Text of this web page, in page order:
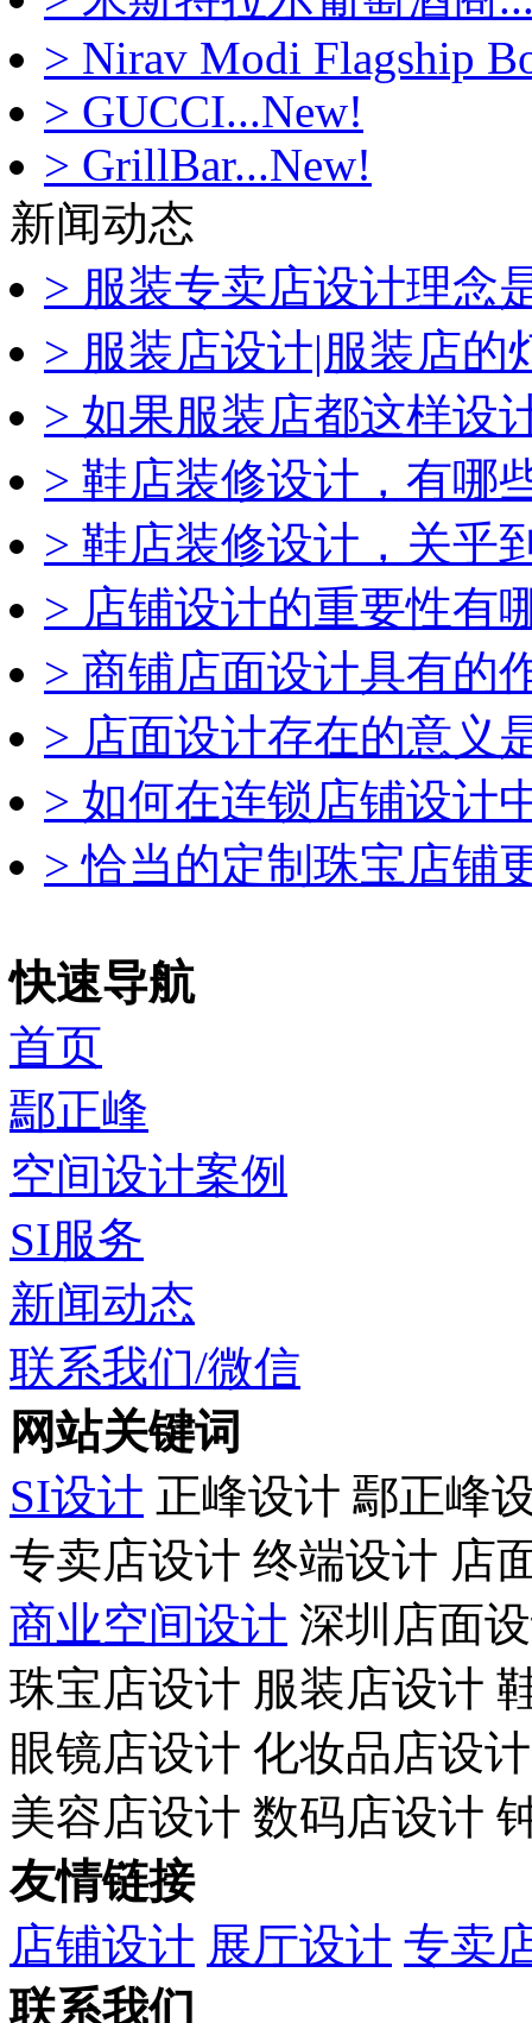
> Nirav Modi Flagship
> GUCCI...New!
> GrillBar...New!
新闻动态
> 服装专卖店设计理念
> 服装店设计|服装店的
> 如果服装店都这样设
> 鞋店装修设计，有哪
> 鞋店装修设计，关乎
> 店铺设计的重要性有
> 商铺店面设计具有的
> 店面设计存在的意义
> 如何在连锁店铺设计
> 恰当的定制珠宝店铺
快速导航
首页
鄢正峰
空间设计案例
SI服务
新闻动态
联系我们/微信
网站关键词
SI设计 正峰设计 鄢正峰
专卖店设计 终端设计 店
商业空间设计 深圳店面
珠宝店设计 服装店设计
眼镜店设计 化妆品店设
美容店设计 数码店设计
友情链接
店铺设计 展厅设计 专卖
联系我们